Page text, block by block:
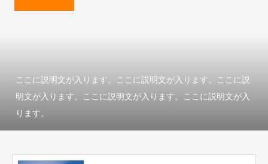
ここに説明文が入ります。ここに説明文が入ります。ここに説
明文が入ります。ここに説明文が入ります。ここに説明文が入
ります。